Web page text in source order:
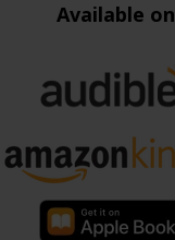
Available on